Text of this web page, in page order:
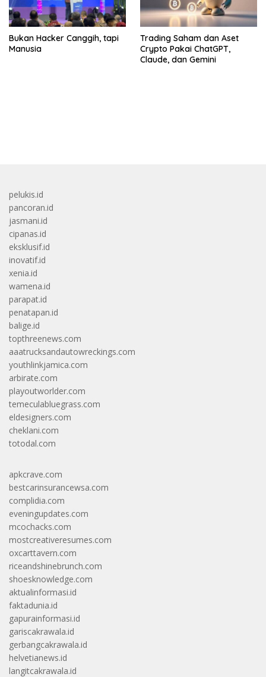
Bukan Hacker Canggih, tapi
Manusia
Trading Saham dan Aset
Crypto Pakai ChatGPT,
Claude, dan Gemini
pelukis.id
pancoran.id
jasmani.id
cipanas.id
eksklusif.id
inovatif.id
xenia.id
wamena.id
parapat.id
penatapan.id
balige.id
topthreenews.com
aaatrucksandautowreckings.com
youthlinkjamica.com
arbirate.com
playoutworlder.com
temeculabluegrass.com
eldesigners.com
cheklani.com
totodal.com
apkcrave.com
bestcarinsurancewsa.com
complidia.com
eveningupdates.com
mcochacks.com
mostcreativeresumes.com
oxcarttavern.com
riceandshinebrunch.com
shoesknowledge.com
aktualinformasi.id
faktadunia.id
gapurainformasi.id
gariscakrawala.id
gerbangcakrawala.id
helvetianews.id
langitcakrawala.id